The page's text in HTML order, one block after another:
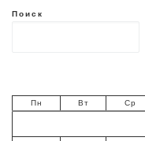
Поиск
Пн Вт Ср